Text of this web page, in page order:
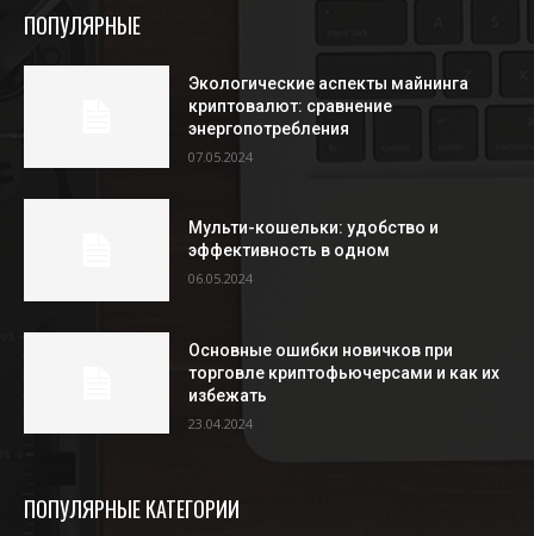
ПОПУЛЯРНЫЕ
Экологические аспекты майнинга
криптовалют: сравнение
энергопотребления
07.05.2024
Мульти-кошельки: удобство и
эффективность в одном
06.05.2024
Основные ошибки новичков при
торговле криптофьючерсами и как их
избежать
23.04.2024
ПОПУЛЯРНЫЕ КАТЕГОРИИ